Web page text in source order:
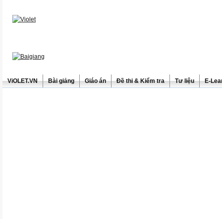
ViOLET.VN Bài giảng Giáo án Đề thi & Kiểm tra Tư liệu E-